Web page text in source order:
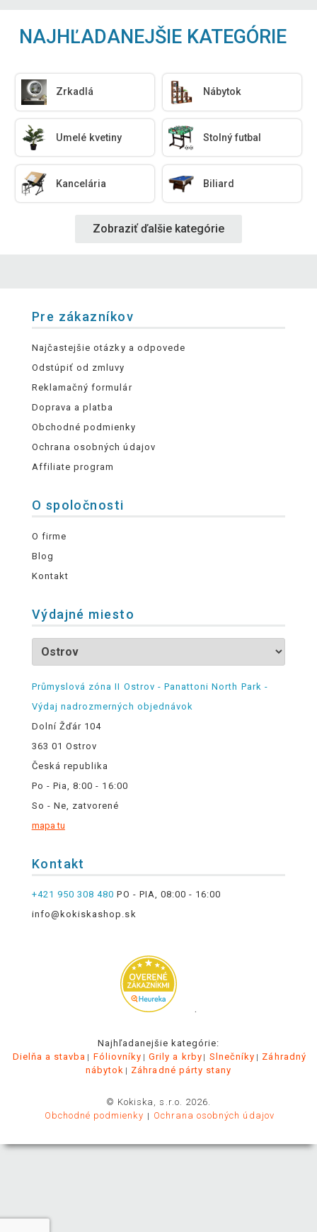
NAJHĽADANEJŠIE KATEGÓRIE
Zrkadlá Nábytok
Umelé kvetiny Stolný futbal
Kancelária Biliard
Zobraziť ďalšie kategórie
Pre zákazníkov
Najčastejšie otázky a odpovede
Odstúpiť od zmluvy
Reklamačný formulár
Doprava a platba
Obchodné podmienky
Ochrana osobných údajov
Affiliate program
O spoločnosti
O firme
Blog
Kontakt
Výdajné miesto
Průmyslová zóna II Ostrov - Panattoni North Park -
Výdaj nadrozmerných objednávok
Dolní Žďár 104
363 01 Ostrov
Česká republika
Po - Pia, 8:00 - 16:00
So - Ne, zatvorené
mapa tu
Kontakt
+421 950 308 480 PO - PIA, 08:00 - 16:00
info@kokiskashop.sk
.
Najhľadanejšie kategórie:
Dielňa a stavba
Fóliovníky Grily a krby Slnečníky
Záhradný
nábytok
Záhradné párty stany
© Kokiska, s.r.o. 2026.
Obchodné podmienky
Ochrana osobných údajov